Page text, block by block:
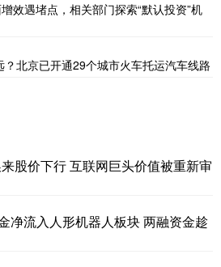
效遇堵点，相关部门探索“默认投资”机
北京已开通29个城市火车托运汽车线路
股价下行 互联网巨头价值被重新审
净流入人形机器人板块 两融资金趁